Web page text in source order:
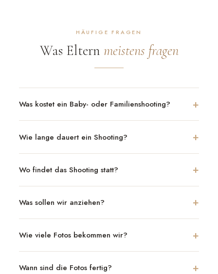
HÄUFIGE FRAGEN
Was Eltern meistens fragen
Was kostet ein Baby- oder Familienshooting?
Wie lange dauert ein Shooting?
Wo findet das Shooting statt?
Was sollen wir anziehen?
Wie viele Fotos bekommen wir?
Wann sind die Fotos fertig?